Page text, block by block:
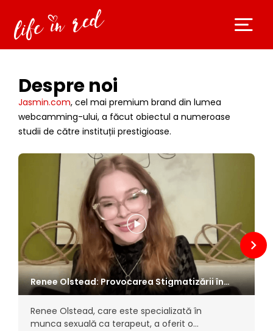
Despre noi
Jasmin.com, cel mai premium brand din lumea
webcamming-ului, a făcut obiectul a numeroase
studii de către instituții prestigioase.
Renee Olstead: Provocarea Stigmatizării în
Munca Sexuală
Renee Olstead, care este specializată în
munca sexuală ca terapeut, a oferit o